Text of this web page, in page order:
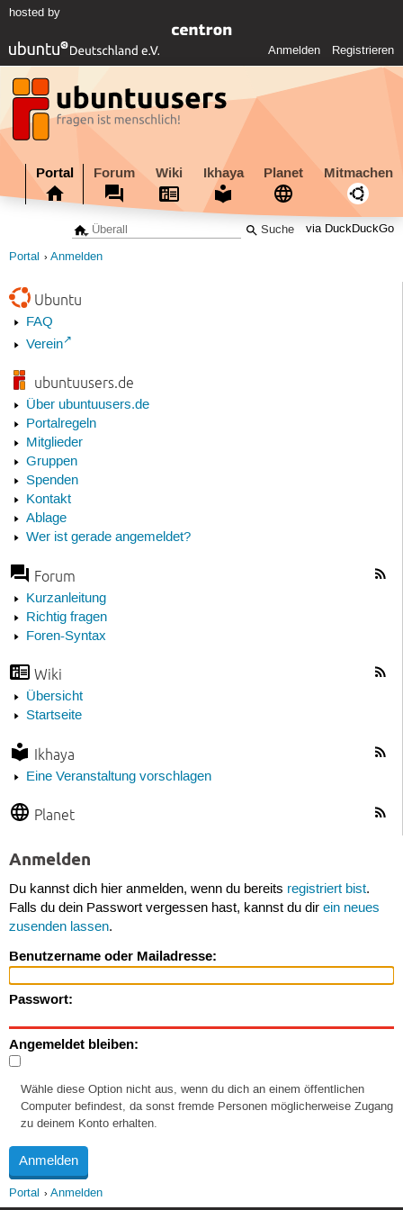
hosted by
Anmelden Registrieren
Portal Forum Wiki Ikhaya Planet Mitmachen
via DuckDuckGo
Portal Anmelden
Ubuntu
FAQ
Verein
ubuntuusers.de
Über ubuntuusers.de
Portalregeln
Mitglieder
Gruppen
Spenden
Kontakt
Ablage
Wer ist gerade angemeldet?
Forum
Kurzanleitung
Richtig fragen
Foren-Syntax
Wiki
Übersicht
Startseite
Ikhaya
Eine Veranstaltung vorschlagen
Planet
Anmelden
Du kannst dich hier anmelden, wenn du bereits registriert bist.
Falls du dein Passwort vergessen hast, kannst du dir ein neues
zusenden lassen.
Benutzername oder Mailadresse:
Passwort:
Angemeldet bleiben:
Wähle diese Option nicht aus, wenn du dich an einem öffentlichen
Computer befindest, da sonst fremde Personen möglicherweise Zugang
zu deinem Konto erhalten.
Portal Anmelden